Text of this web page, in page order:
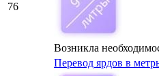
76
Возникла
Перевод ярдов в